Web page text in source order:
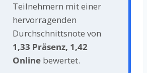
Teilnehmern mit einer
hervorragenden
Durchschnittsnote von
1,33 Präsenz, 1,42
Online bewertet.